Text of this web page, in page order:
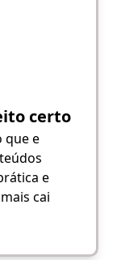
certo
que e
e
cai